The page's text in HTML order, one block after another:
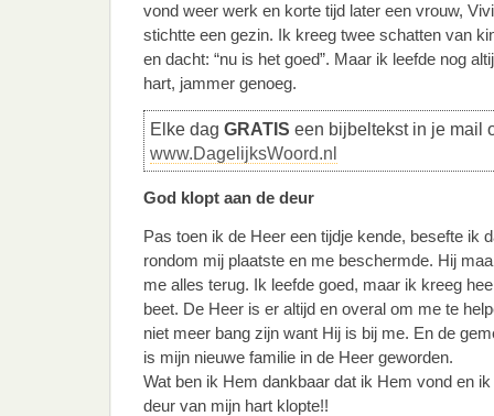
vond weer werk en korte tijd later een vrouw,
stichtte een gezin. Ik kreeg twee schatten van
en dacht: “nu is het goed”. Maar ik leefde nog
hart, jammer genoeg.
Elke dag GRATIS een bijbeltekst in je mail
www.DagelijksWoord.nl
God klopt aan de deur
Pas toen ik de Heer een tijdje kende, besefte ik
rondom mij plaatste en me beschermde. Hij
me alles terug. Ik leefde goed, maar ik kreeg
beet. De Heer is er altijd en overal om me te
niet meer bang zijn want Hij is bij me. En de
is mijn nieuwe familie in de Heer geworden.
Wat ben ik Hem dankbaar dat ik Hem vond en
deur van mijn hart klopte!!